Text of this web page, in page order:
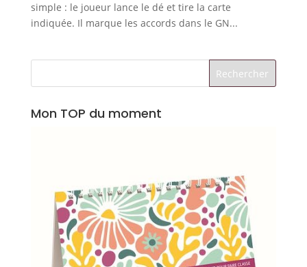
simple : le joueur lance le dé et tire la carte
indiquée. Il marque les accords dans le GN...
Mon TOP du moment